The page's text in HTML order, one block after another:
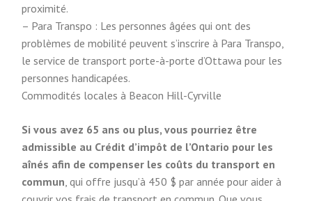
proximité.
– Para Transpo : Les personnes âgées qui ont des
problèmes de mobilité peuvent s’inscrire à Para Transpo,
le service de transport porte-à-porte d’Ottawa pour les
personnes handicapées.
Commodités locales à Beacon Hill-Cyrville
Si vous avez 65 ans ou plus, vous pourriez être
admissible au Crédit d’impôt de l’Ontario pour les
aînés afin de compenser les coûts du transport en
commun, qui offre jusqu’à 450 $ par année pour aider à